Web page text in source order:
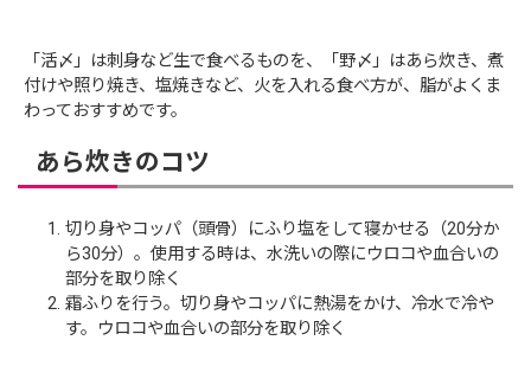
「活〆」は刺身など生で食べるものを、「野〆」はあら炊き、煮
付けや照り焼き、塩焼きなど、火を入れる食べ方が、脂がよくま
わっておすすめです。
あら炊きのコツ
切り身やコッパ（頭骨）にふり塩をして寝かせる（20分か
ら30分）。使用する時は、水洗いの際にウロコや血合いの
部分を取り除く
霜ふりを行う。切り身やコッパに熱湯をかけ、冷水で冷や
す。ウロコや血合いの部分を取り除く